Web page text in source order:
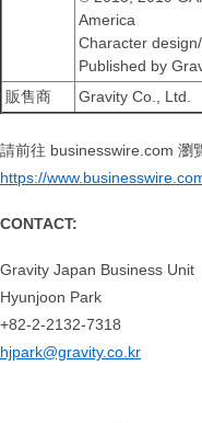
America
Character
Published by
販售商
Gravity Co., Ltd.
請前往 businesswire.com 瀏
https://
CONTACT:
Gravity Japan Business Unit
Hyunjoon Park
+82-2-2132-7318
hjpark@gravity.co.kr